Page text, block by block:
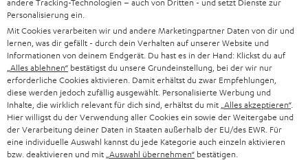
d
u
n
g
SOUNDBARS
STEREO
SMART HOME
BLUETOOTH-LAUTSPRECHER
KOPFHÖRER
KARRIERE
PRESSE & MARKETING
GESCHÄFTSKUNDEN
PARTNERPROGRAMM
BLOG
Teufel Onlineshops
DEUTSCHLAND
ÖSTERREICH
SCHWEIZ
NIEDERLANDE
Personalisierung ein.
Mit Cookies verarbeiten wir und andere Marketingpartner Daten von dir und
lernen, was dir gefällt - durch dein Verhalten auf unserer Website und
Informationen von deinem Endgerät. Du hast es in der Hand: Klickst du auf
„Alles ablehnen“ bestätigst du unsere Grundeinstellung, bei der wir nur
erforderliche Cookies aktivieren. Damit erhältst du zwar Empfehlungen,
diese werden jedoch zufällig ausgewählt. Personalisierte Werbung und
Inhalte, die wirklich relevant für dich sind, erhältst du mit „Alles akzeptieren“.
Hier willigst du der Verwendung aller Cookies ein sowie der Weitergabe und
der Verarbeitung deiner Daten in Staaten außerhalb der EU/des EWR. Für
eine individuelle Auswahl kannst du jede Kategorie auch einzeln aktivieren
bzw. deaktivieren und mit „Auswahl übernehmen“ bestätigen.